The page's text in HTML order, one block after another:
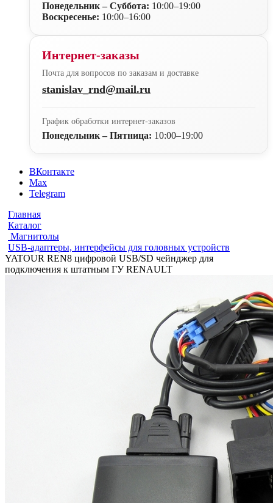
Понедельник – Суббота: 10:00–19:00
Воскресенье: 10:00–16:00
Интернет-заказы
Почта для вопросов по заказам и доставке
stanislav_rnd@mail.ru
График обработки интернет-заказов
Понедельник – Пятница: 10:00–19:00
ВКонтакте
Max
Telegram
Главная
Каталог
Магнитолы
USB-адаптеры, интерфейсы для головных устройств
YATOUR REN8 цифровой USB/SD чейнджер для
подключения к штатным ГУ RENAULT